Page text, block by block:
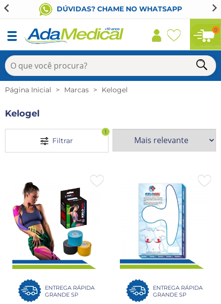
DÚVIDAS? CHAME NO WHATSAPP
0
Página Inicial Marcas Kelogel
Kelogel
Filtrar
1
ENTREGA RÁPIDA
GRANDE SP
ENTREGA RÁPIDA
GRANDE SP